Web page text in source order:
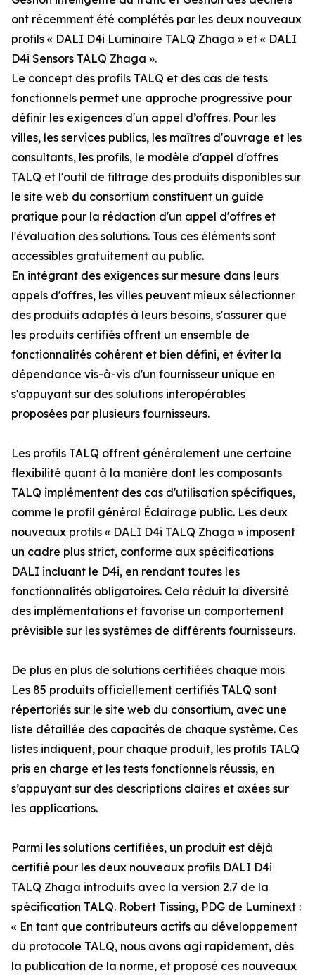
ont récemment été complétés par les deux nouveaux
profils « DALI D4i Luminaire TALQ Zhaga » et « DALI
D4i Sensors TALQ Zhaga ».
Le concept des profils TALQ et des cas de tests
fonctionnels permet une approche progressive pour
définir les exigences d'un appel d’offres. Pour les
villes, les services publics, les maîtres d'ouvrage et les
consultants, les profils, le modèle d'appel d'offres
TALQ et l'outil de filtrage des produits disponibles sur
le site web du consortium constituent un guide
pratique pour la rédaction d'un appel d'offres et
l'évaluation des solutions. Tous ces éléments sont
accessibles gratuitement au public.
En intégrant des exigences sur mesure dans leurs
appels d'offres, les villes peuvent mieux sélectionner
des produits adaptés à leurs besoins, s'assurer que
les produits certifiés offrent un ensemble de
fonctionnalités cohérent et bien défini, et éviter la
dépendance vis-à-vis d'un fournisseur unique en
s'appuyant sur des solutions interopérables
proposées par plusieurs fournisseurs.
Les profils TALQ offrent généralement une certaine
flexibilité quant à la manière dont les composants
TALQ implémentent des cas d'utilisation spécifiques,
comme le profil général Éclairage public. Les deux
nouveaux profils « DALI D4i TALQ Zhaga » imposent
un cadre plus strict, conforme aux spécifications
DALI incluant le D4i, en rendant toutes les
fonctionnalités obligatoires. Cela réduit la diversité
des implémentations et favorise un comportement
prévisible sur les systèmes de différents fournisseurs.
De plus en plus de solutions certifiées chaque mois
Les 85 produits officiellement certifiés TALQ sont
répertoriés sur le site web du consortium, avec une
liste détaillée des capacités de chaque système. Ces
listes indiquent, pour chaque produit, les profils TALQ
pris en charge et les tests fonctionnels réussis, en
s’appuyant sur des descriptions claires et axées sur
les applications.
Parmi les solutions certifiées, un produit est déjà
certifié pour les deux nouveaux profils DALI D4i
TALQ Zhaga introduits avec la version 2.7 de la
spécification TALQ. Robert Tissing, PDG de Luminext :
« En tant que contributeurs actifs au développement
du protocole TALQ, nous avons agi rapidement, dès
la publication de la norme, et proposé ces nouveaux